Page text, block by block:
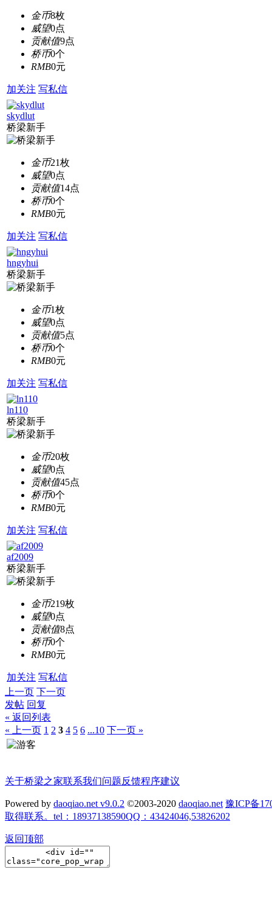
金币8枚
威望0点
贡献值9点
桥币0个
RMB0元
加关注 写私信
skydlut
桥梁新手
金币21枚
威望0点
贡献值14点
桥币0个
RMB0元
加关注 写私信
hngyhui
桥梁新手
金币1枚
威望0点
贡献值5点
桥币0个
RMB0元
加关注 写私信
ln110
桥梁新手
金币20枚
威望0点
贡献值45点
桥币0个
RMB0元
加关注 写私信
af2009
桥梁新手
金币219枚
威望0点
贡献值8点
桥币0个
RMB0元
加关注 写私信
上一页 下一页
发帖 回复
« 返回列表
« 上一页 1 2 3 4 5 6 ...10 下一页 »
关于桥梁之家联系我们问题反馈程序建议
Powered by daoqiao.net v9.0.2 ©2003-2020 daoqiao.net 豫ICP备
取得联系。tel：18937138590QQ：43424046,53826202
返回顶部